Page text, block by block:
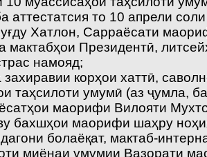
аттестатсия то 10 апрели
Хатлон, Сарраёсати
мактабҳои Президентӣ,
намояд;
корҳои хаттӣ,
таҳсилоти умумӣ (аз ҷумла,
маорифи Вилояти
бахшҳои маорифи шаҳру
болаёқат, мактаб-
миёнаи умумии Вазорати